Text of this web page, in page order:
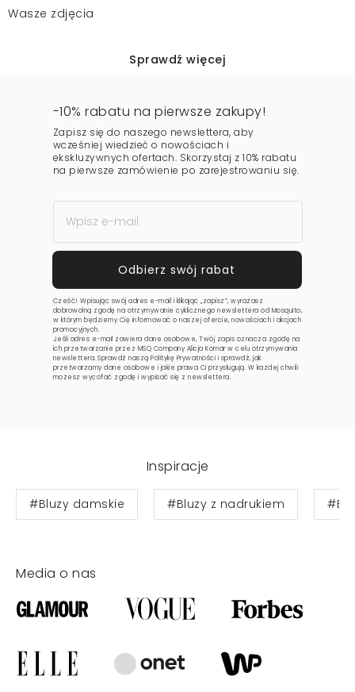
Wasze zdjęcia
Sprawdź więcej
-10% rabatu na pierwsze zakupy!
Zapisz się do naszego newslettera, aby
wcześniej wiedzieć o nowościach i
ekskluzywnych ofertach. Skorzystaj z 10% rabatu
na pierwsze zamówienie po zarejestrowaniu się.
Cześć! Wpisując swój adres e-mail i klikając „zapisz”, wyrażasz
dobrowolną zgodę na otrzymywanie cyklicznego newslettera od Mosquito,
w którym będziemy Cię informować o naszej ofercie, nowościach i akcjach
promocyjnych.
Jeśli adres e-mail zawiera dane osobowe, Twój zapis oznacza zgodę na
ich przetwarzanie przez MSQ Company Alicja Komar w celu otrzymywania
newslettera. Sprawdź naszą Politykę Prywatnościi sprawdź, jak
przetwarzamy dane osobowe i jakie prawa Ci przysługują. W każdej chwili
możesz wycofać zgodę i wypisać się z newslettera.
Inspiracje
#Bluzy damskie #Bluzy z nadrukiem
Media o nas